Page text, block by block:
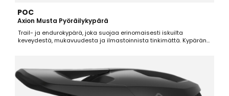
POC
Axion Musta Pyöräilykypärä
Trail- ja endurokypärä, joka suojaa erinomaisesti iskuilta
keveydestä, mukavuudesta ja ilmastoinnista tinkimättä. Kypärän